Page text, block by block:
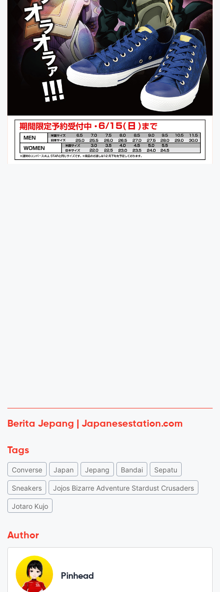
Berita Jepang | Japanesestation.com
Tags
Converse Japan Jepang Bandai Sepatu
Sneakers Jojos Bizarre Adventure Stardust Crusaders
Jotaro Kujo
Author
Pinhead